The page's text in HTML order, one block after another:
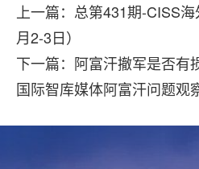
上一篇：总第431期-CISS
月2-3日）
下一篇：阿富汗撤军是否
国际智库媒体阿富汗问题观